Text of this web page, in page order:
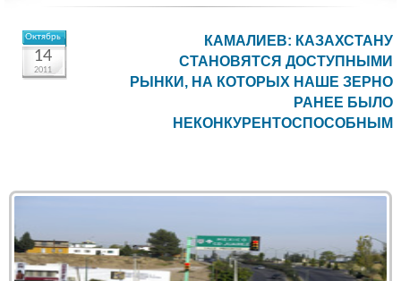
Октябрь
14
2011
КАМАЛИЕВ: КАЗАХСТАНУ
СТАНОВЯТСЯ ДОСТУПНЫМИ
РЫНКИ, НА КОТОРЫХ НАШЕ ЗЕРНО
РАНЕЕ БЫЛО
НЕКОНКУРЕНТОСПОСОБНЫМ